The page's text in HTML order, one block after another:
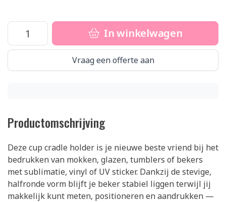
In winkelwagen
Vraag een offerte aan
Productomschrijving
Deze cup cradle holder is je nieuwe beste vriend bij het
bedrukken van mokken, glazen, tumblers of bekers
met sublimatie, vinyl of UV sticker. Dankzij de stevige,
halfronde vorm blijft je beker stabiel liggen terwijl jij
makkelijk kunt meten, positioneren en aandrukken —